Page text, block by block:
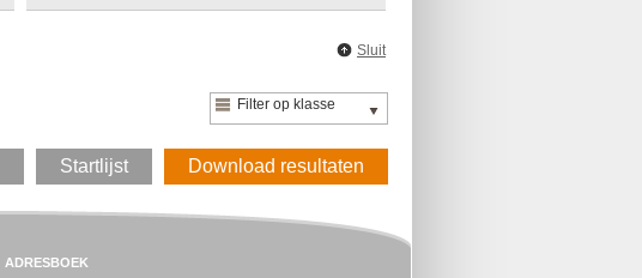
Sluit
Filter op klasse
Download resultaten
Startlijst
ADRESBOEK